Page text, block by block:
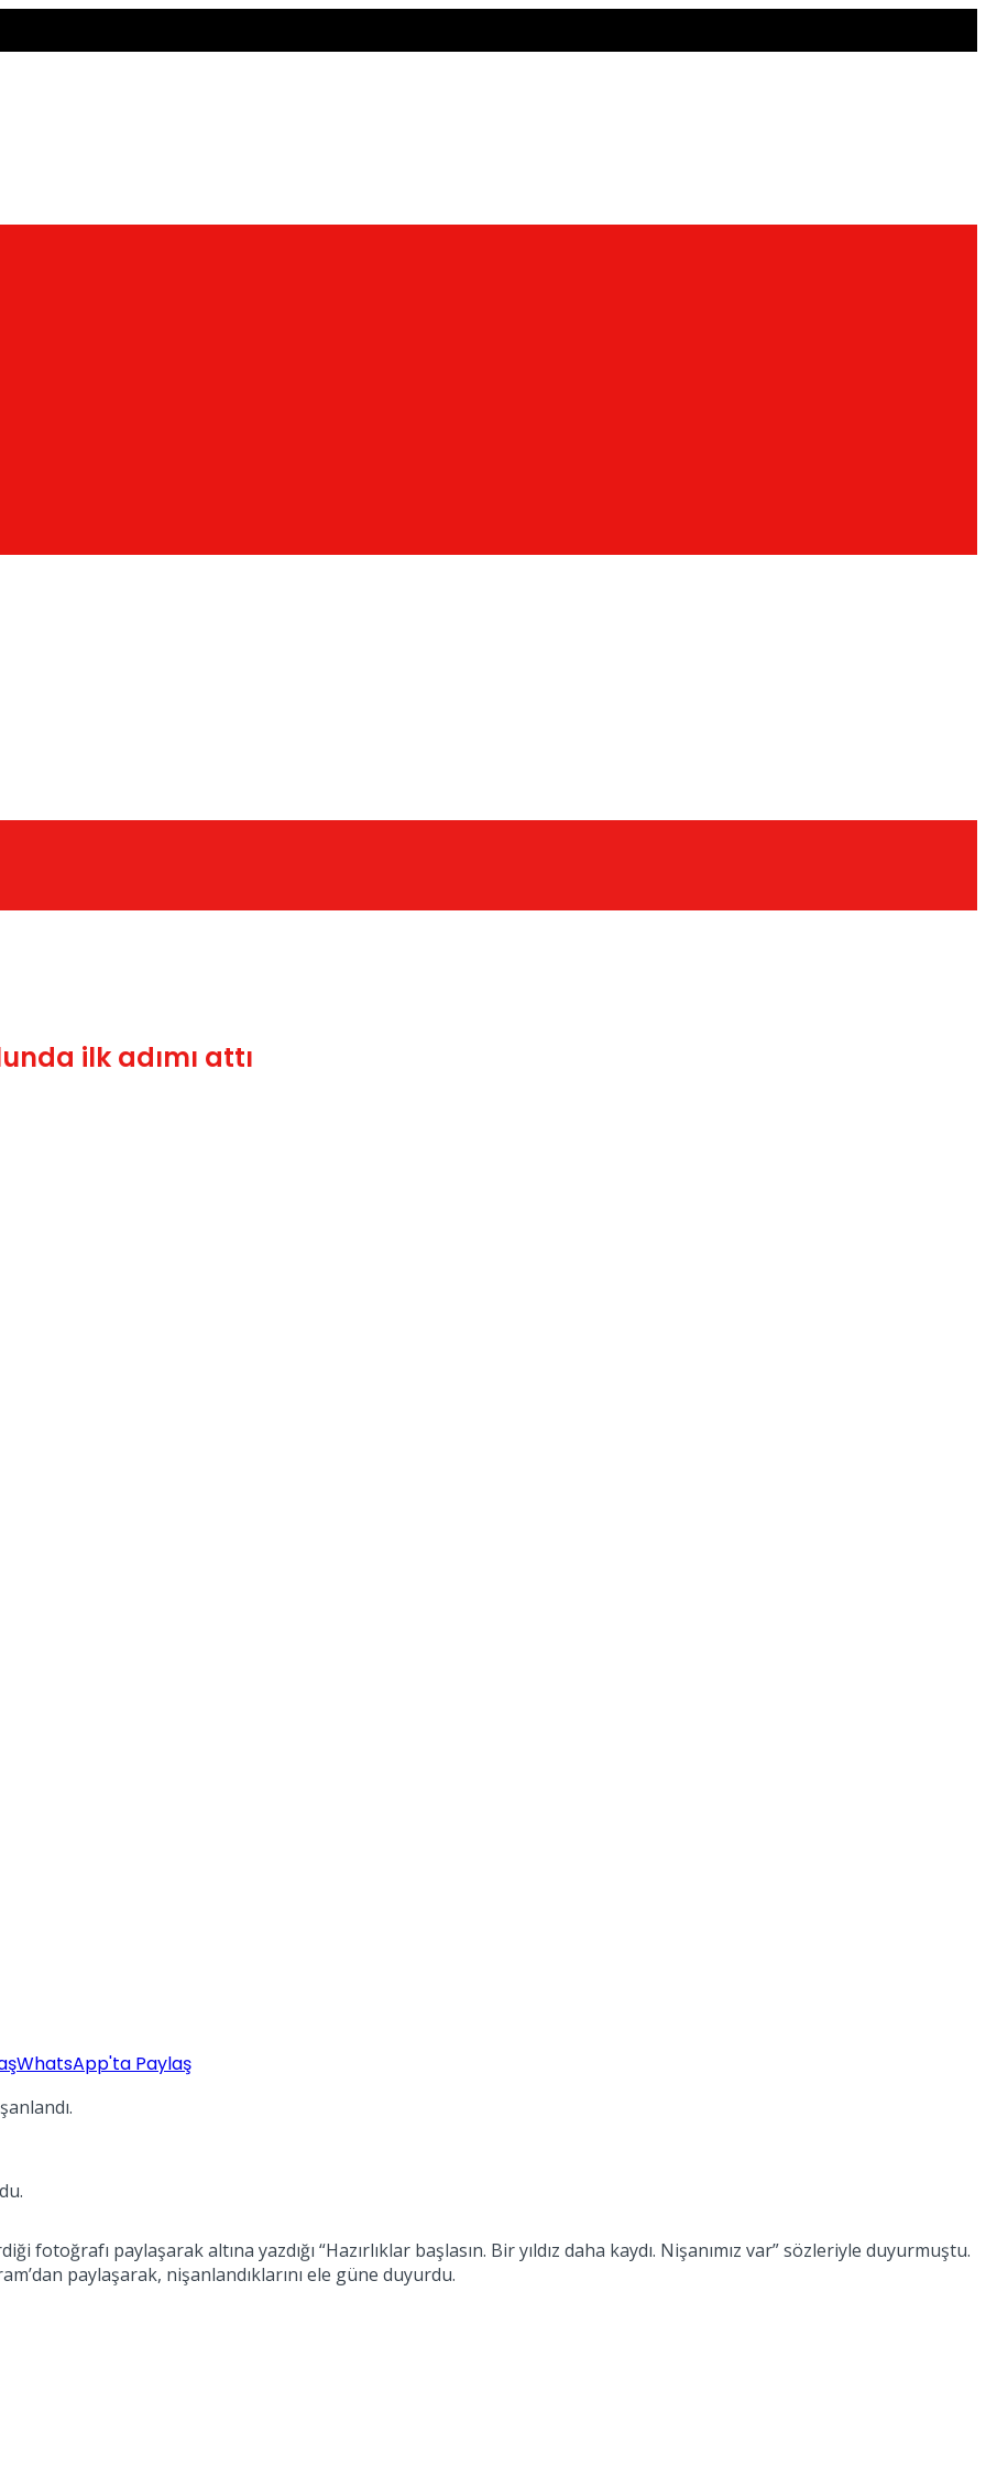
ilk adımı attı
WhatsApp'ta Paylaş
fotoğrafı paylaşarak altına yazdığı “Hazırlıklar başlasın. Bir yıldız daha kaydı. Nişanımız var” sözleriyle duyurmuştu.
paylaşarak, nişanlandıklarını ele güne duyurdu.